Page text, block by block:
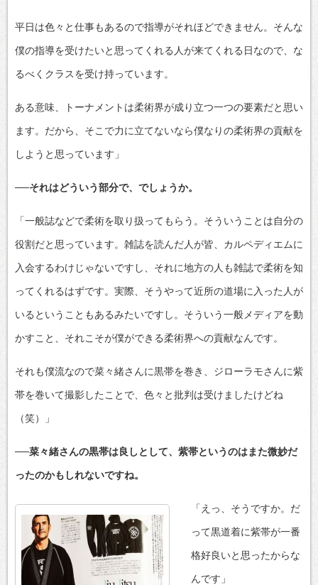
平日は色々と仕事もあるので指導がそれほどできません。そんな
僕の指導を受けたいと思ってくれる人が来てくれる日なので、な
るべくクラスを受け持っています。
ある意味、トーナメントは柔術界が成り立つ一つの要素だと思い
ます。だから、そこで力に立てないなら僕なりの柔術界の貢献を
しようと思っています」
──それはどういう部分で、でしょうか。
「一般誌などで柔術を取り扱ってもらう。そういうことは自分の
役割だと思っています。雑誌を読んだ人が皆、カルペディエムに
入会するわけじゃないですし、それに地方の人も雑誌で柔術を知
ってくれるはずです。実際、そうやって近所の道場に入った人が
いるということもあるみたいですし。そういう一般メディアを動
かすこと、それこそが僕ができる柔術界への貢献なんです。
それも僕流なので菜々緒さんに黒帯を巻き、ジローラモさんに紫
帯を巻いて撮影したことで、色々と批判は受けましたけどね
（笑）」
──菜々緒さんの黒帯は良しとして、紫帯というのはまた微妙だ
ったのかもしれないですね。
「えっ、そうですか。だ
って黒道着に紫帯が一番
格好良いと思ったからな
んです」